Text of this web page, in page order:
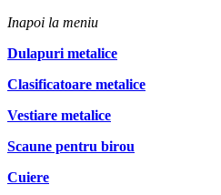
Inapoi la meniu
Dulapuri metalice
Clasificatoare metalice
Vestiare metalice
Scaune pentru birou
Cuiere